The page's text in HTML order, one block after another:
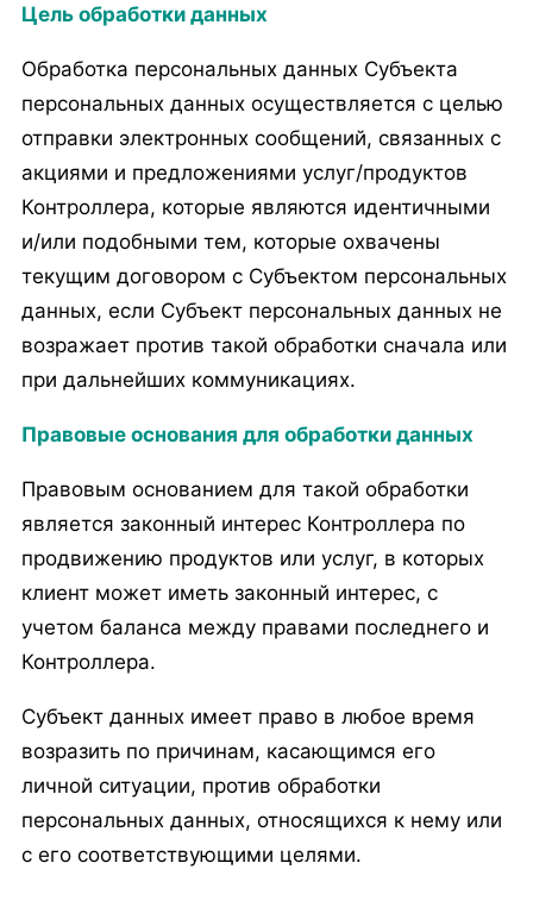
Цель обработки данных
Обработка персональных данных Субъекта
персональных данных осуществляется с целью
отправки электронных сообщений, связанных с
акциями и предложениями услуг/продуктов
Контроллера, которые являются идентичными
и/или подобными тем, которые охвачены
текущим договором с Субъектом персональных
данных, если Субъект персональных данных не
возражает против такой обработки сначала или
при дальнейших коммуникациях.
Правовые основания для обработки данных
Правовым основанием для такой обработки
является законный интерес Контроллера по
продвижению продуктов или услуг, в которых
клиент может иметь законный интерес, с
учетом баланса между правами последнего и
Контроллера.
Субъект данных имеет право в любое время
возразить по причинам, касающимся его
личной ситуации, против обработки
персональных данных, относящихся к нему или
с его соответствующими целями.